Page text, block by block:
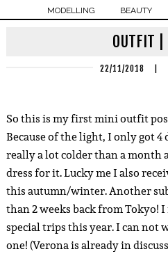
MODELLING
BEAUTY
OUTFIT |
22/11/2018
So this is my first mini outfit
Because of the light, I only got 4
really a lot colder than a month
dress for it.Lucky me I also
this autumn/winter.Another
than 2 weeks back from Tokyo!I
special trips this year. I can not
one!(Verona is already in